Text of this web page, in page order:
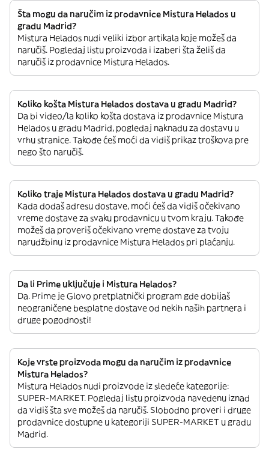
Šta mogu da naručim iz prodavnice Mistura Helados u
gradu Madrid?
Mistura Helados nudi veliki izbor artikala koje možeš da
naručiš. Pogledaj listu proizvoda i izaberi šta želiš da
naručiš iz prodavnice Mistura Helados.
Koliko košta Mistura Helados dostava u gradu Madrid?
Da bi video/la koliko košta dostava iz prodavnice Mistura
Helados u gradu Madrid, pogledaj naknadu za dostavu u
vrhu stranice. Takođe ćeš moći da vidiš prikaz troškova pre
nego što naručiš.
Koliko traje Mistura Helados dostava u gradu Madrid?
Kada dodaš adresu dostave, moći ćeš da vidiš očekivano
vreme dostave za svaku prodavnicu u tvom kraju. Takođe
možeš da proveriš očekivano vreme dostave za tvoju
narudžbinu iz prodavnice Mistura Helados pri plaćanju.
Da li Prime uključuje i Mistura Helados?
Da. Prime je Glovo pretplatnički program gde dobijaš
neograničene besplatne dostave od nekih naših partnera i
druge pogodnosti!
Koje vrste proizvoda mogu da naručim iz prodavnice
Mistura Helados?
Mistura Helados nudi proizvode iz sledeće kategorije:
SUPER-MARKET. Pogledaj listu proizvoda navedenu iznad
da vidiš šta sve možeš da naručiš. Slobodno proveri i druge
prodavnice dostupne u kategoriji SUPER-MARKET u gradu
Madrid.